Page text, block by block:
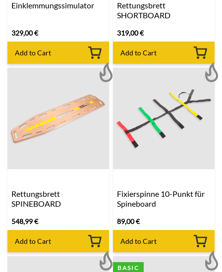
Einklemmungssimulator
329,00€
Add to Cart
Rettungsbrett
SHORTBOARD
319,00€
Add to Cart
Rettungsbrett
SPINEBOARD
548,99€
Add to Cart
Fixierspinne 10-Punkt für
Spineboard
89,00€
Add to Cart
BASIC